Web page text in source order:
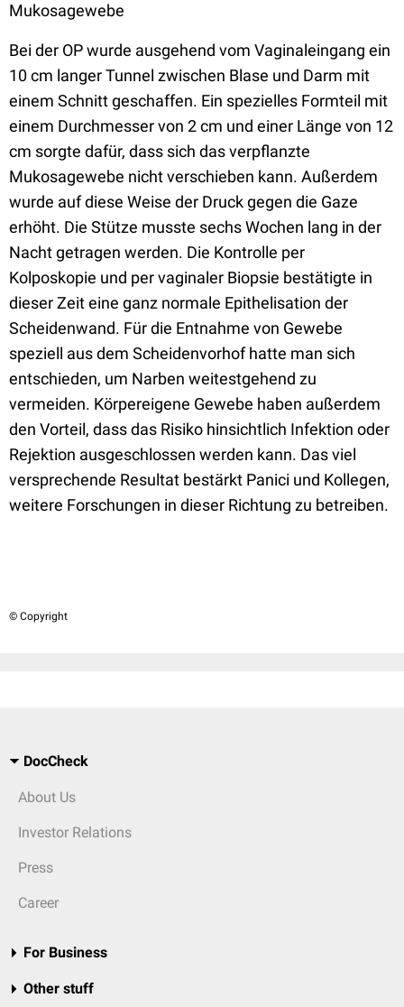
Mukosagewebe
Bei der OP wurde ausgehend vom Vaginaleingang ein
10 cm langer Tunnel zwischen Blase und Darm mit
einem Schnitt geschaffen. Ein spezielles Formteil mit
einem Durchmesser von 2 cm und einer Länge von 12
cm sorgte dafür, dass sich das verpflanzte
Mukosagewebe nicht verschieben kann. Außerdem
wurde auf diese Weise der Druck gegen die Gaze
erhöht. Die Stütze musste sechs Wochen lang in der
Nacht getragen werden. Die Kontrolle per
Kolposkopie und per vaginaler Biopsie bestätigte in
dieser Zeit eine ganz normale Epithelisation der
Scheidenwand. Für die Entnahme von Gewebe
speziell aus dem Scheidenvorhof hatte man sich
entschieden, um Narben weitestgehend zu
vermeiden. Körpereigene Gewebe haben außerdem
den Vorteil, dass das Risiko hinsichtlich Infektion oder
Rejektion ausgeschlossen werden kann. Das viel
versprechende Resultat bestärkt Panici und Kollegen,
weitere Forschungen in dieser Richtung zu betreiben.
© Copyright
DocCheck
About Us
Investor Relations
Press
Career
For Business
Other stuff